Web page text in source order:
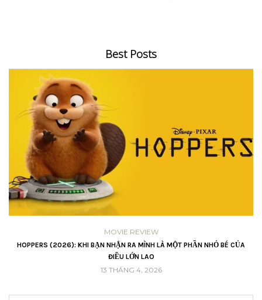
Best Posts
MOVIE REVIEW
HOPPERS (2026): KHI BẠN NHẬN RA MÌNH LÀ MỘT PHẦN NHỎ BÉ CỦA
ĐIỀU LỚN LAO
13 THÁNG 4, 2026